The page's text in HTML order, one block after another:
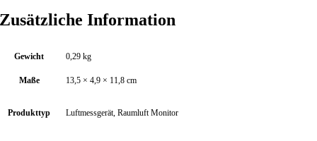
Zusätzliche Information
Gewicht 0,29 kg
Maße 13,5 × 4,9 × 11,8 cm
Produkttyp Luftmessgerät, Raumluft Monitor